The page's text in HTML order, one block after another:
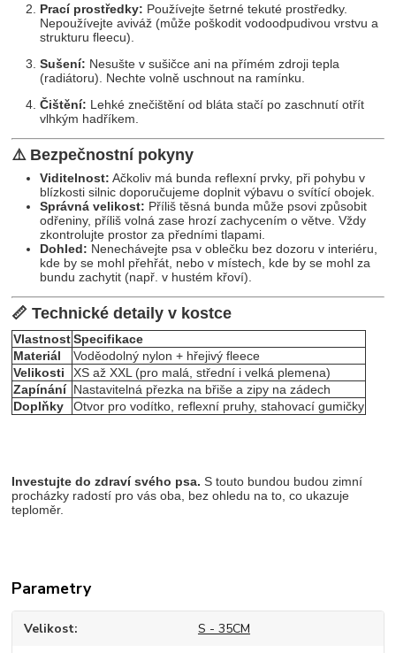
Prací prostředky: Používejte šetrné tekuté prostředky.
Nepoužívejte aviváž (může poškodit vodoodpudivou vrstvu a
strukturu fleecu).
Sušení: Nesušte v sušičce ani na přímém zdroji tepla
(radiátoru). Nechte volně uschnout na ramínku.
Čištění: Lehké znečištění od bláta stačí po zaschnutí otřít
vlhkým hadříkem.
⚠️ Bezpečnostní pokyny
Viditelnost: Ačkoliv má bunda reflexní prvky, při pohybu v
blízkosti silnic doporučujeme doplnit výbavu o svítící obojek.
Správná velikost: Příliš těsná bunda může psovi způsobit
odřeniny, příliš volná zase hrozí zachycením o větve. Vždy
zkontrolujte prostor za předními tlapami.
Dohled: Nenechávejte psa v oblečku bez dozoru v interiéru,
kde by se mohl přehřát, nebo v místech, kde by se mohl za
bundu zachytit (např. v hustém křoví).
📏 Technické detaily v kostce
VlastnostSpecifikace
Materiál
Voděodolný nylon + hřejivý fleece
Velikosti
XS až XXL (pro malá, střední i velká plemena)
Zapínání Nastavitelná přezka na břiše a zipy na zádech
Doplňky
Otvor pro vodítko, reflexní pruhy, stahovací gumičky
Investujte do zdraví svého psa. S touto bundou budou zimní
procházky radostí pro vás oba, bez ohledu na to, co ukazuje
teploměr.
Parametry
Velikost S - 35CM